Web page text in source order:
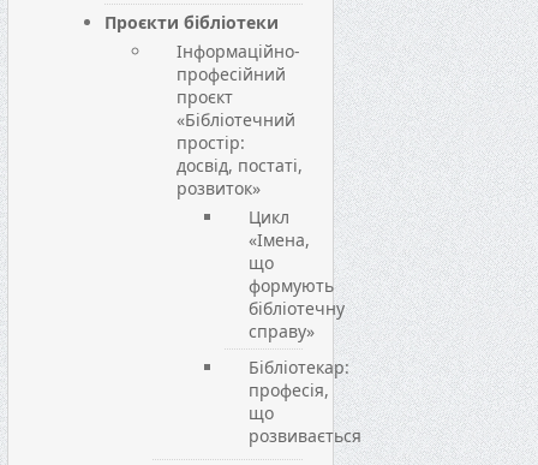
Проєкти бібліотеки
Інформаційно-
професійний
проєкт
«Бібліотечний
простір:
досвід, постаті,
розвиток»
Цикл
«Імена,
що
формують
бібліотечну
справу»
Бібліотекар:
професія,
що
розвивається